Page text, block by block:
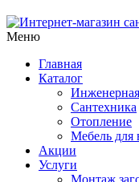
Меню
Главная
Каталог
Сантехника
Отопление
Мебель для
Акции
Услуги
Монтаж